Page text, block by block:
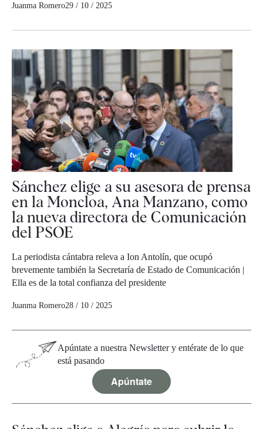
Juanma Romero29 / 10 / 2025
Sánchez elige a su asesora de prensa
en la Moncloa, Ana Manzano, como
la nueva directora de Comunicación
del PSOE
La periodista cántabra releva a Ion Antolín, que ocupó
brevemente también la Secretaría de Estado de Comunicación |
Ella es de la total confianza del presidente
Juanma Romero28 / 10 / 2025
Apúntate a nuestra Newsletter y entérate de lo que
está pasando
Apúntate